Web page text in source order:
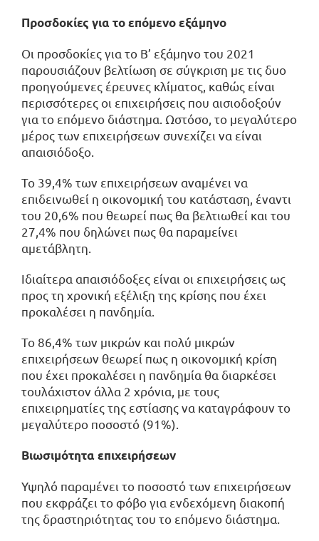
Προσδοκίες για το επόμενο εξάμηνο
Οι προσδοκίες για το Β’ εξάμηνο του 2021
παρουσιάζουν βελτίωση σε σύγκριση με τις δυο
προηγούμενες έρευνες κλίματος, καθώς είναι
περισσότερες οι επιχειρήσεις που αισιοδοξούν
για το επόμενο διάστημα. Ωστόσο, το μεγαλύτερο
μέρος των επιχειρήσεων συνεχίζει να είναι
απαισιόδοξο.
Το 39,4% των επιχειρήσεων αναμένει να
επιδεινωθεί η οικονομική του κατάσταση, έναντι
του 20,6% που θεωρεί πως θα βελτιωθεί και του
27,4% που δηλώνει πως θα παραμείνει
αμετάβλητη.
Ιδιαίτερα απαισιόδοξες είναι οι επιχειρήσεις ως
προς τη χρονική εξέλιξη της κρίσης που έχει
προκαλέσει η πανδημία.
Το 86,4% των μικρών και πολύ μικρών
επιχειρήσεων θεωρεί πως η οικονομική κρίση
που έχει προκαλέσει η πανδημία θα διαρκέσει
τουλάχιστον άλλα 2 χρόνια, με τους
επιχειρηματίες της εστίασης να καταγράφουν το
μεγαλύτερο ποσοστό (91%).
Βιωσιμότητα επιχειρήσεων
Υψηλό παραμένει το ποσοστό των επιχειρήσεων
που εκφράζει το φόβο για ενδεχόμενη διακοπή
της δραστηριότητας του το επόμενο διάστημα.